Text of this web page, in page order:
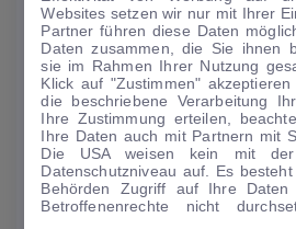
188€/mtl.
0 € Anzahlung ·60 Monate ·
Angebot anfragen
Kraftstoffverbrauch komb. 18 l/100 km ·
CO₂-Klasse G · WLTP*
Websites setzen wir nur mit Ihrer
Partner führen diese Daten
Daten zusammen, die Sie ihnen
sie im Rahmen Ihrer Nutzung
Klick auf "Zustimmen"
die beschriebene Verarbeitung
Ihre Zustimmung erteilen,
Ihre Daten auch mit Partnern mit
Die USA weisen kein mit der
Datenschutzniveau auf. Es
Behörden Zugriff auf Ihre
Betroffenenrechte nicht